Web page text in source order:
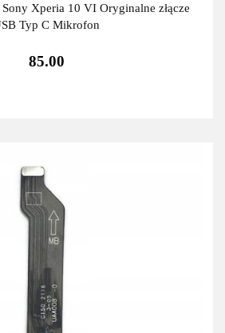
Xperia 10 VI Oryginalne złącze
Typ C Mikrofon
85.00